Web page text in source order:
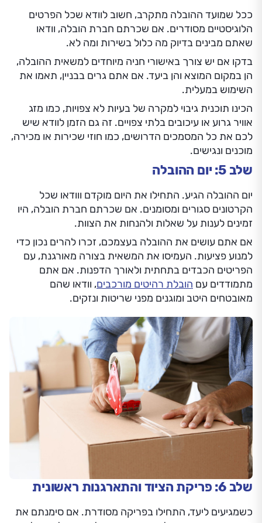
ככל שמועד ההובלה מתקרב, חשוב לוודא שכל הפרטים
הלוגיסטיים מסודרים. אם שכרתם חברת הובלה, וודאו
שאתם מבינים בדיוק מה כלול בשירות ומה לא.
בדקו אם יש צורך באישורי חניה מיוחדים למשאית ההובלה,
הן במקום המוצא והן ביעד. אם אתם גרים בבניין, תאמו את
השימוש במעלית.
הכינו תוכנית גיבוי למקרה של בעיות לא צפויות, כמו מזג
אוויר גרוע או עיכובים בלתי צפויים. זה גם הזמן לוודא שיש
לכם את כל המסמכים הדרושים, כמו חוזי שכירות או מכירה,
מוכנים ונגישים.
שלב 5: יום ההובלה
יום ההובלה הגיע. התחילו את היום מוקדם ווודאו שכל
הקרטונים סגורים ומסומנים. אם שכרתם חברת הובלה, היו
זמינים לענות על שאלות ולהנחות את הצוות.
אם אתם עושים את ההובלה בעצמכם, זכרו להרים נכון כדי
למנוע פציעות. העמיסו את המשאית בצורה מאורגנת, עם
הפריטים הכבדים בתחתית ולאורך הדפנות. אם אתם
מתמודדים עם הובלת רהיטים מורכבים, וודאו שהם
מאובטחים היטב ומוגנים מפני שריטות ונזקים.
שלב 6: פריקת הציוד והתארגנות ראשונית
כשמגיעים ליעד, התחילו בפריקה מסודרת. אם סימנתם את